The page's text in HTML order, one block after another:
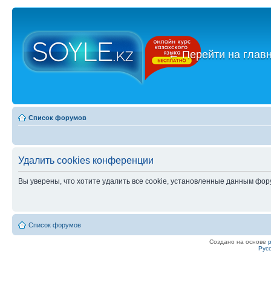
←Перейти на
Список форумов
Удалить cookies конференции
Вы уверены, что хотите удалить все cookie, установленные данным
Список форумов
Создано на основе